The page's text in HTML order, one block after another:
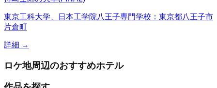
東京工科大学、日本工学院八王子専門学校：東京都八王子市
片倉町
詳細 →
ロケ地周辺のおすすめホテル